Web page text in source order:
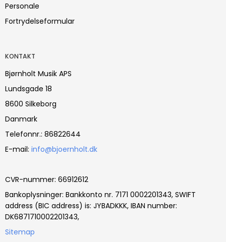
Personale
Fortrydelseformular
KONTAKT
Bjørnholt Musik APS
Lundsgade 18
8600 Silkeborg
Danmark
Telefonnr.: 86822644
E-mail: info@bjoernholt.dk
CVR-nummer: 66912612
Bankoplysninger: Bankkonto nr. 7171 0002201343, SWIFT
address (BIC address) is: JYBADKKK, IBAN number:
DK6871710002201343,
Sitemap